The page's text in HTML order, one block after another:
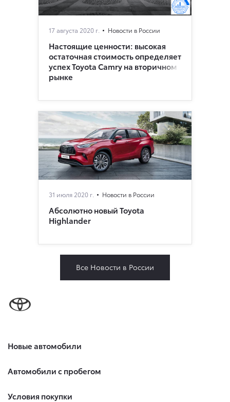
17 августа 2020 г. Новости в России
Настоящие ценности: высокая
остаточная стоимость определяет
успех Toyota Camry на вторичном
рынке
31 июля 2020 г. Новости в России
Абсолютно новый Toyota
Highlander
Все Новости в России
Новые автомобили
Автомобили с пробегом
Условия покупки